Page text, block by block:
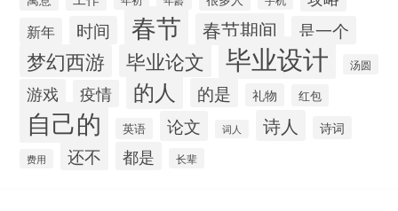
新年 时间 春节 春节期间 是一个
梦幻西游 毕业论文 毕业设计 汤圆
游戏 疫情 的人 的是 礼物 红包
自己的 英语 论文 词人 诗人 诗词
费用 还不 都是 长辈